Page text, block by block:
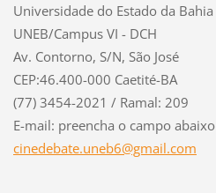
Universidade do Estado da Bahia
UNEB/Campus VI - DCH
Av. Contorno, S/N, São José
CEP:46.400-000 Caetité-BA
(77) 3454-2021 / Ramal: 209
E-mail: preencha o campo abaixo
cinedebate.uneb6@gmail.com